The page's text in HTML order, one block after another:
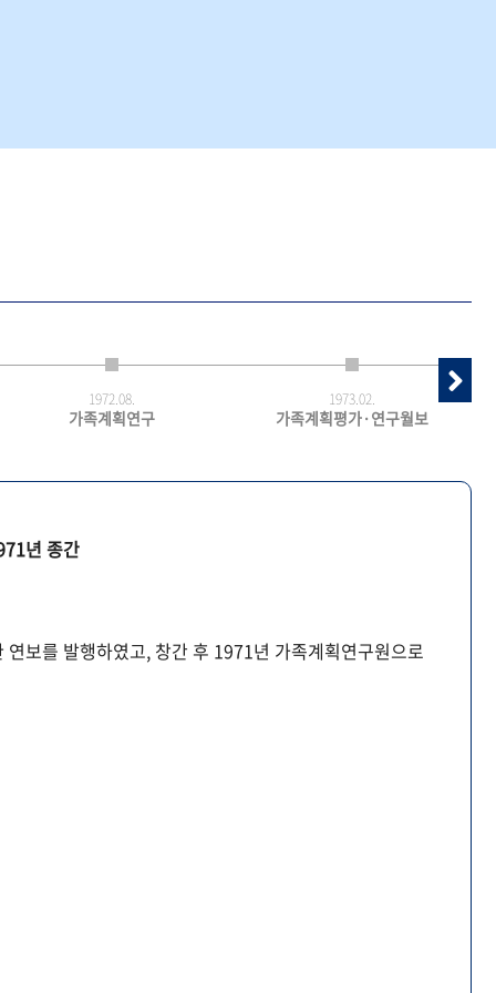
1972.08.
가족계획연구
1973.02.
가족계획평가·연구월보
년 종간
보를 발행하였고, 창간 후 1971년 가족계획연구원으로